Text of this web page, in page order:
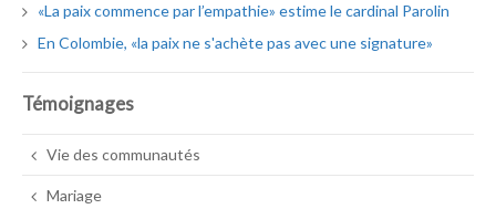
«La paix commence par l’empathie» estime le cardinal Parolin
En Colombie, «la paix ne s'achète pas avec une signature»
Témoignages
Vie des communautés
Mariage